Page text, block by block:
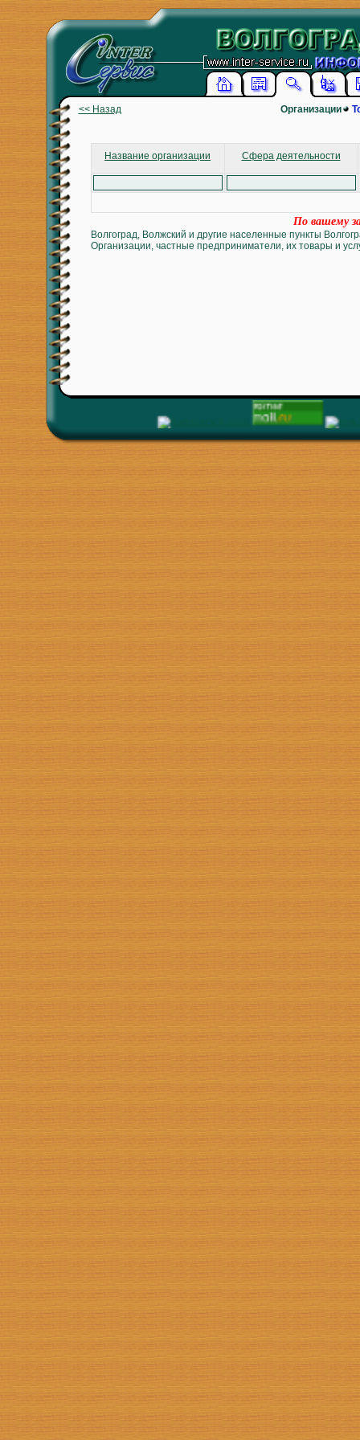
<< Назад Организации
Название организации Сфера деятельности
По вашему
Волгоград, Волжский и другие населенные пункты
Организации, частные предприниматели, их товары и